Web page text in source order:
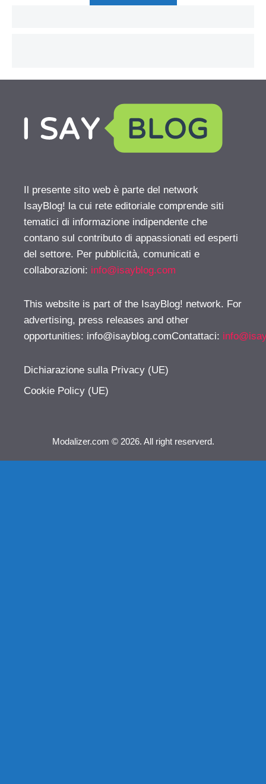
Il presente sito web è parte del network
IsayBlog! la cui rete editoriale comprende siti
tematici di informazione indipendente che
contano sul contributo di appassionati ed esperti
del settore. Per pubblicità, comunicati e
collaborazioni: info@isayblog.com
This website is part of the IsayBlog! network. For
advertising, press releases and other
opportunities: info@isayblog.comContattaci:
Dichiarazione sulla Privacy (UE)
Cookie Policy (UE)
Modalizer.com © 2026. All right reserverd.